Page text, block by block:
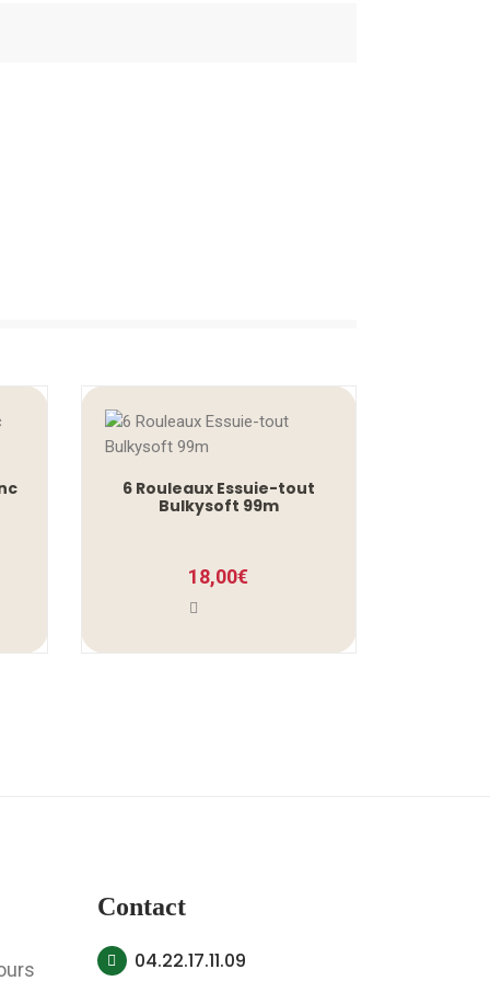
6 Rouleaux Essuie-tout
Bulkysoft 99m
18,00€
Contact
04.22.17.11.09